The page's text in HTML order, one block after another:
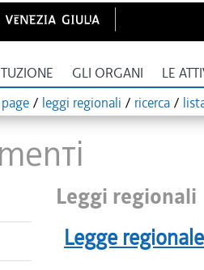
GLI ORGANI LE
/ leggi regionali / ricerca /
Leggi regionali
Legge regionale